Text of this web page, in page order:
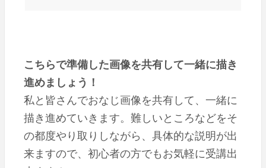
こちらで準備した画像を共有して一緒に描き
進めましょう！
私と皆さんでおなじ画像を共有して、一緒に
描き進めていきます。難しいところなどをそ
の都度やり取りしながら、具体的な説明が出
来ますので、初心者の方でもお気軽に受講出